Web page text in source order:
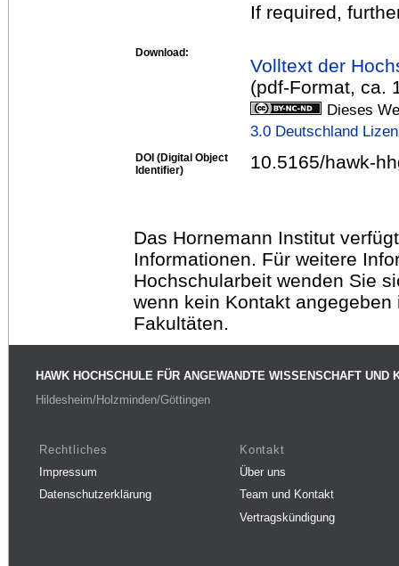
If required,
Download:
Volltext der
(pdf-Format, ca.
Dieses
3.0 Deutschland
DOI (Digital Object
Identifier)
10.5165/hawk-
Das Hornemann Institut
Informationen. Für weitere
Hochschularbeit wenden Sie
wenn kein Kontakt
Fakultäten.
HAWK HOCHSCHULE FÜR ANGEWANDTE WISSENSCHAFT UND
Hildesheim/Holzminden/Göttingen
Rechtliches
Impressum
Datenschutzerklärung
Kontakt
Über uns
Team und Kontakt
Vertragskündigung